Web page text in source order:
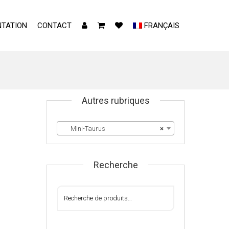
CONTACT FRANÇAIS
Autres rubriques
×
Mini-Taurus
Recherche